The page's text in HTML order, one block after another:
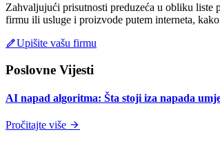
Zahvaljujući prisutnosti preduzeća u obliku
firmu ili usluge i proizvode putem interneta,
Upišite vašu firmu
Poslovne Vijesti
AI napad algoritma: Šta stoji iza napada
Pročitajte više